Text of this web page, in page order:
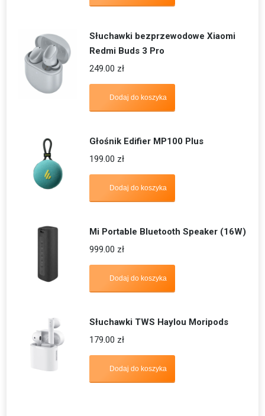
Słuchawki bezprzewodowe Xiaomi
Redmi Buds 3 Pro
249.00 zł
Dodaj do koszyka
Głośnik Edifier MP100 Plus
199.00 zł
Dodaj do koszyka
Mi Portable Bluetooth Speaker (16W)
999.00 zł
Dodaj do koszyka
Słuchawki TWS Haylou Moripods
179.00 zł
Dodaj do koszyka